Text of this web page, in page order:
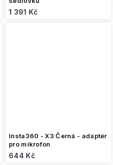
1 391 Kč
Insta360 - X3 Černá - adaptér
pro mikrofon
644 Kč